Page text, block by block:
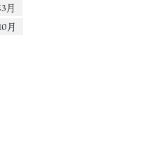
月
月